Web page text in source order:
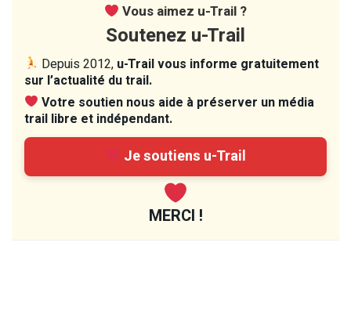
Vous aimez u-Trail ?
Soutenez u-Trail
Depuis 2012, u-Trail vous informe gratuitement
sur l’actualité du trail.
Votre soutien nous aide à préserver un média
trail libre et indépendant.
Je soutiens u-Trail
MERCI !